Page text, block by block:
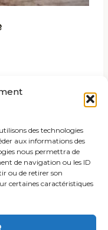
des technologies
aux informations des
nous permettra de
de navigation ou les ID
ou de retirer son
certaines caractéristiques